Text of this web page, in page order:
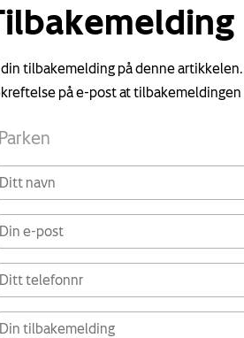
din tilbakemelding på denne
på e-post at